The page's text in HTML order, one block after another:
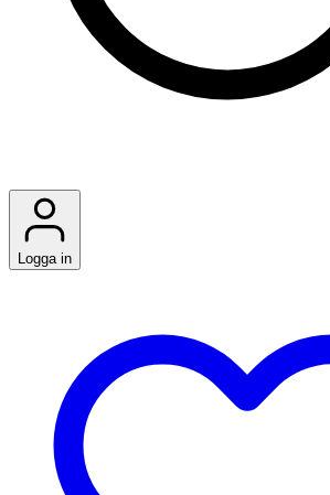
Logga in